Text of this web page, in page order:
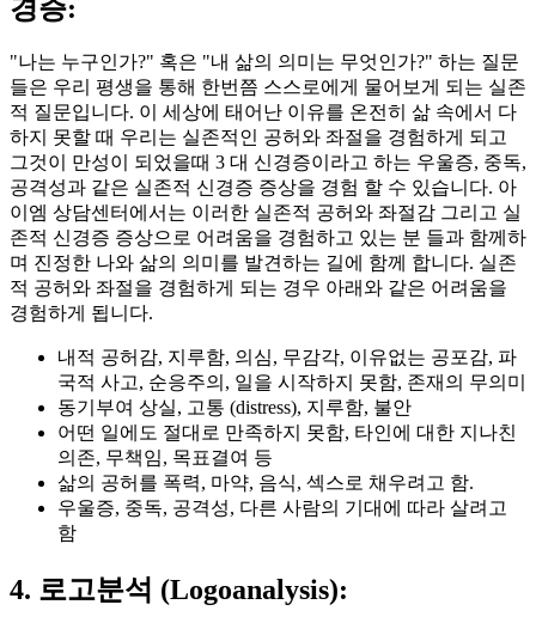
경증:
"나는 누구인가?" 혹은 "내 삶의 의미는 무엇인가?" 하는 질문
들은 우리 평생을 통해 한번쯤 스스로에게 물어보게 되는 실존
적 질문입니다. 이 세상에 태어난 이유를 온전히 삶 속에서 다
하지 못할 때 우리는 실존적인 공허와 좌절을 경험하게 되고
그것이 만성이 되었을때 3 대 신경증이라고 하는 우울증, 중독,
공격성과 같은 실존적 신경증 증상을 경험 할 수 있습니다. 아
이엠 상담센터에서는 이러한 실존적 공허와 좌절감 그리고 실
존적 신경증 증상으로 어려움을 경험하고 있는 분 들과 함께하
며 진정한 나와 삶의 의미를 발견하는 길에 함께 합니다. 실존
적 공허와 좌절을 경험하게 되는 경우 아래와 같은 어려움을
경험하게 됩니다.
내적 공허감, 지루함, 의심, 무감각, 이유없는 공포감, 파
국적 사고, 순응주의, 일을 시작하지 못함, 존재의 무의미
동기부여 상실, 고통 (distress), 지루함, 불안
어떤 일에도 절대로 만족하지 못함, 타인에 대한 지나친
의존, 무책임, 목표결여 등
삶의 공허를 폭력, 마약, 음식, 섹스로 채우려고 함.
우울증, 중독, 공격성, 다른 사람의 기대에 따라 살려고
함
4. 로고분석 (Logoanalysis):